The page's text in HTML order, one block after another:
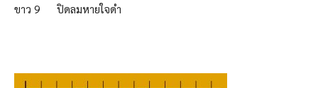
ขาว 9 ปิดลมหายใจดำ